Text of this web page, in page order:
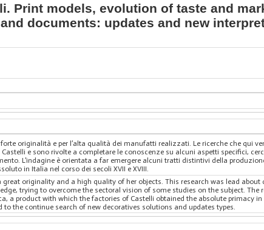
Print models, evolution of taste and
documents: updates and new
originalità e per l’alta qualità dei manufatti realizzati. Le ricerche che qui
e sono rivolte a completare le conoscenze su alcuni aspetti specifici,
L’indagine è orientata a far emergere alcuni tratti distintivi della
in Italia nel corso dei secoli XVII e XVIII.
originality and a high quality of her objects. This research was lead
trying to overcome the sectoral vision of some studies on the subject. The
a product with which the factories of Castelli obtained the absolute primacy in
the continue search of new decoratives solutions and updates types.